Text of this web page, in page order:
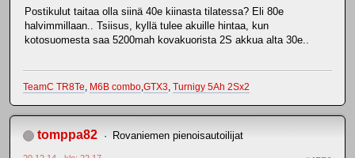
Postikulut taitaa olla siinä 40e kiinasta tilatessa? Eli 80e
halvimmillaan.. Tsiisus, kyllä tulee akuille hintaa, kun
kotosuomesta saa 5200mah kovakuorista 2S akkua alta 30e..
TeamC TR8Te, M6B combo,GTX3, Turnigy 5Ah 2Sx2
tomppa82 Rovaniemen pienoisautoilijat